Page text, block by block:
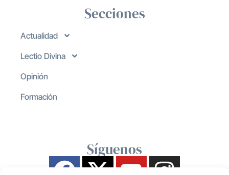
Secciones
Actualidad
Lectio Divina
Opinión
Formación
Síguenos